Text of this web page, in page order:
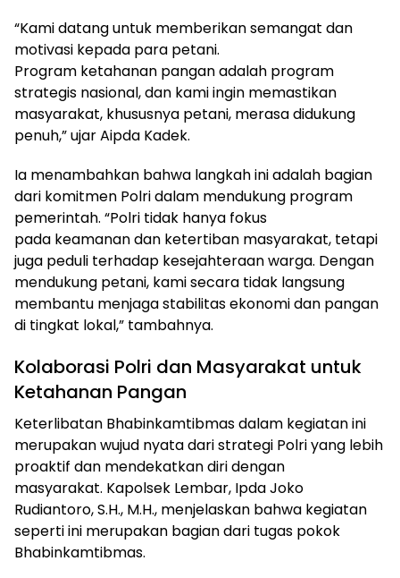
“Kami datang untuk memberikan semangat dan
motivasi kepada para petani.
Program ketahanan pangan adalah program
strategis nasional, dan kami ingin memastikan
masyarakat, khususnya petani, merasa didukung
penuh,” ujar Aipda Kadek.
Ia menambahkan bahwa langkah ini adalah bagian
dari komitmen Polri dalam mendukung program
pemerintah. “Polri tidak hanya fokus
pada keamanan dan ketertiban masyarakat, tetapi
juga peduli terhadap kesejahteraan warga. Dengan
mendukung petani, kami secara tidak langsung
membantu menjaga stabilitas ekonomi dan pangan
di tingkat lokal,” tambahnya.
Kolaborasi Polri dan Masyarakat untuk
Ketahanan Pangan
Keterlibatan Bhabinkamtibmas dalam kegiatan ini
merupakan wujud nyata dari strategi Polri yang lebih
proaktif dan mendekatkan diri dengan
masyarakat. Kapolsek Lembar, Ipda Joko
Rudiantoro, S.H., M.H., menjelaskan bahwa kegiatan
seperti ini merupakan bagian dari tugas pokok
Bhabinkamtibmas.